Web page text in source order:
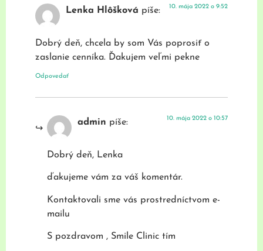
Lenka Hlôšková píše: 10. mája 2022 o 9:52
Dobrý deň, chcela by som Vás poprosiť o
zaslanie cenníka. Ďakujem veľmi pekne
Odpovedať
admin píše: 10. mája 2022 o 10:57
Dobrý deň, Lenka
ďakujeme vám za váš komentár.
Kontaktovali sme vás prostredníctvom e-
mailu
S pozdravom , Smile Clinic tím